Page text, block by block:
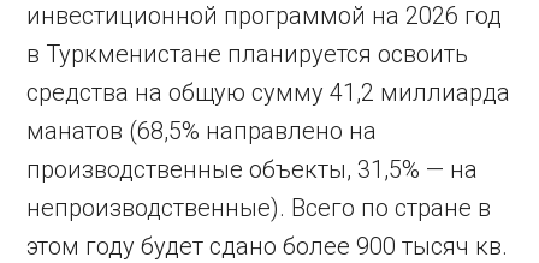
инвестиционной программой на 2026 год
в Туркменистане планируется освоить
средства на общую сумму 41,2 миллиарда
манатов (68,5% направлено на
производственные объекты, 31,5% — на
непроизводственные). Всего по стране в
этом году будет сдано более 900 тысяч кв.